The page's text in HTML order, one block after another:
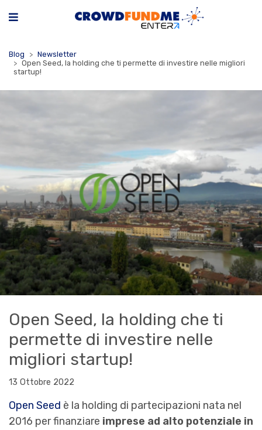
Blog
Newsletter
Open Seed, la holding che ti permette di investire nelle migliori
startup!
Open Seed, la holding che ti
permette di investire nelle
migliori startup!
13 Ottobre 2022
Open Seed è la holding di partecipazioni nata nel
2016 per finanziare imprese ad alto potenziale in